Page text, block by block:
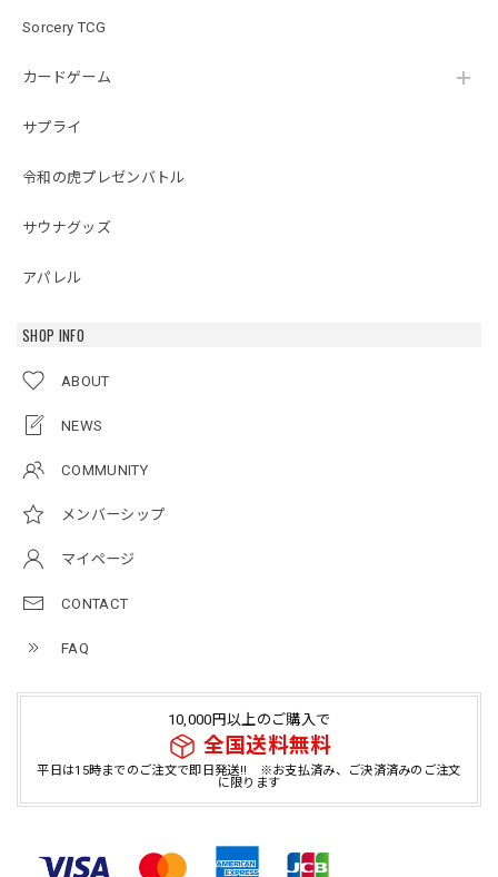
Sorcery TCG
カードゲーム
サプライ
令和の虎プレゼンバトル
サウナグッズ
アパレル
SHOP INFO
ABOUT
NEWS
COMMUNITY
メンバーシップ
マイページ
CONTACT
FAQ
10,000円以上のご購入で
全国送料無料
平日は15時までのご注文で即日発送!! ※お支払済み、ご決済済みのご注文
に限ります